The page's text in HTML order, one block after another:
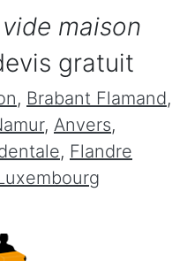
maison
gratuit
, Brabant Flamand,
, Anvers,
, Flandre